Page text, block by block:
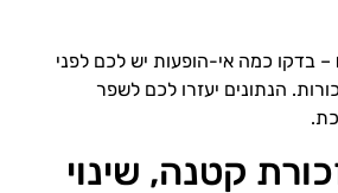
– בדקו כמה אי-הופעות יש לכם לפני
הנתונים יעזרו לכם לשפר
קטנה, שינוי